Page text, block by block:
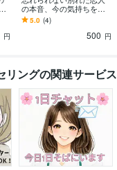
円
の本音、今の気持ちを視
ます 元彼は今あなたを思
い出している？それとも
5.0 (4)
500 円
リングの関連サービス